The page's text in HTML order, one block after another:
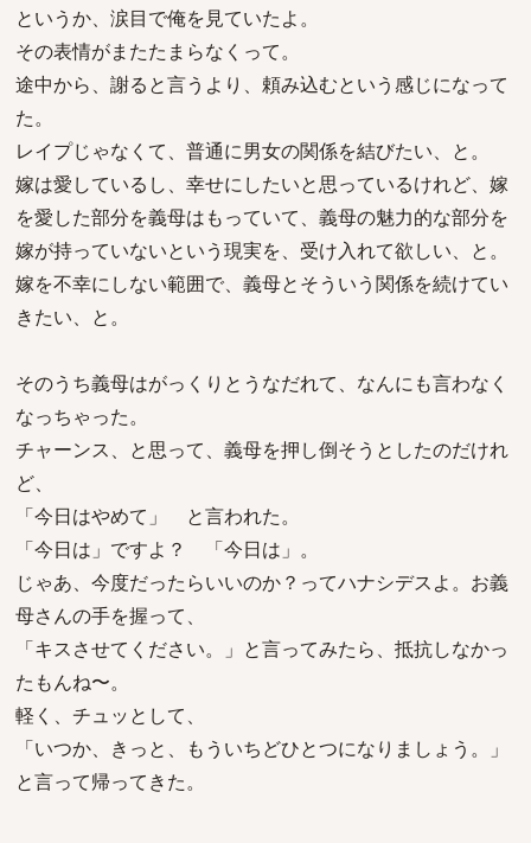
というか、涙目で俺を見ていたよ。
その表情がまたたまらなくって。
途中から、謝ると言うより、頼み込むという感じになって
た。
レイプじゃなくて、普通に男女の関係を結びたい、と。
嫁は愛しているし、幸せにしたいと思っているけれど、嫁
を愛した部分を義母はもっていて、義母の魅力的な部分を
嫁が持っていないという現実を、受け入れて欲しい、と。
嫁を不幸にしない範囲で、義母とそういう関係を続けてい
きたい、と。
そのうち義母はがっくりとうなだれて、なんにも言わなく
なっちゃった。
チャーンス、と思って、義母を押し倒そうとしたのだけれ
ど、
「今日はやめて」 と言われた。
「今日は」ですよ？ 「今日は」。
じゃあ、今度だったらいいのか？ってハナシデスよ。お義
母さんの手を握って、
「キスさせてください。」と言ってみたら、抵抗しなかっ
たもんね〜。
軽く、チュッとして、
「いつか、きっと、もういちどひとつになりましょう。」
と言って帰ってきた。